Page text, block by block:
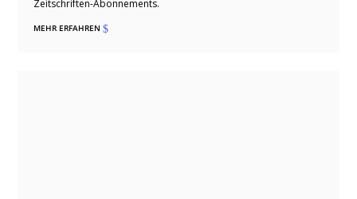
Zeitschriften-Abonnements.
MEHR ERFAHREN$